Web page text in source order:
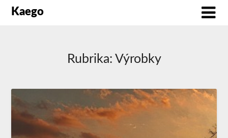
Kaego
Rubrika: Výrobky